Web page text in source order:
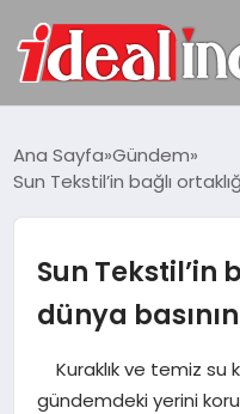
DÜNYA
SEYAHAT
TEKNOLOJI
Ana Sayfa Gündem
Sun Tekstil’in bağlı
Sun Tekstil’in
dünya
Kuraklık ve temiz su
gündemdeki yerini